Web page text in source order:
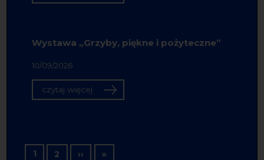
Wystawa „Grzyby, piękne i pożyteczne”
10/09/2026
czytaj więcej
Stronicowanie
1 2 ›› Następna strona
»Ostatnia strona